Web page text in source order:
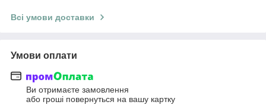
Всі умови доставки
Умови оплати
Ви отримаєте замовлення
або гроші повернуться на вашу картку